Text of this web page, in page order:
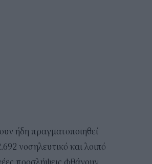
ήδη πραγματοποιηθεί
νοσηλευτικό και λοιπό